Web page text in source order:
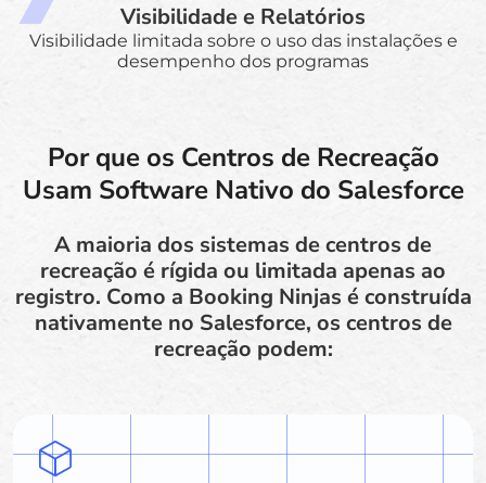
Visibilidade e Relatórios
Visibilidade limitada sobre o uso das instalações e
desempenho dos programas
Por que os Centros de Recreação
Usam Software Nativo do Salesforce
A maioria dos sistemas de centros de
recreação é rígida ou limitada apenas ao
registro. Como a Booking Ninjas é construída
nativamente no Salesforce, os centros de
recreação podem: